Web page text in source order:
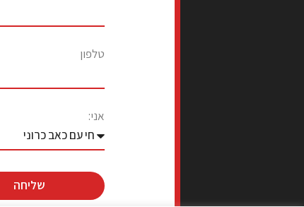
טלפון
אני:
שליחה